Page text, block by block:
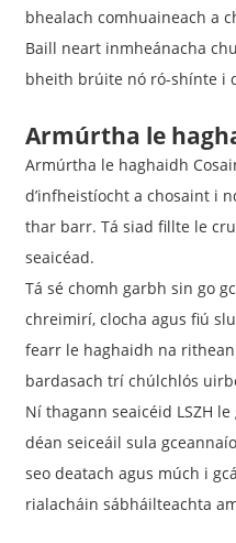
bhealach comhuaineach a
Baill neart inmheánacha
bheith brúite nó ró-shínte i
Armúrtha le
Armúrtha le haghaidh
d’infheistíocht a chosaint i
thar barr. Tá siad fillte le
seaicéad.
Tá sé chomh garbh sin go
chreimirí, clocha agus fiú
fearr le haghaidh na
bardasach trí chúlchlós
Ní thagann seaicéid LSZH
déan seiceáil sula
seo deatach agus múch i
rialacháin sábháilteachta